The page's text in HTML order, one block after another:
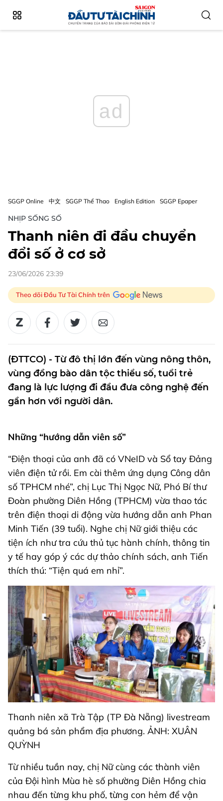
ad
SGGP Online 中文 SGGP Thể Thao English Edition SGGP Epaper
NHỊP SỐNG SỐ
Thanh niên đi đầu chuyển
đổi số ở cơ sở
23/06/2026 23:39
Theo dõi Đầu Tư Tài Chính trên
(ĐTTCO) - Từ đô thị lớn đến vùng nông thôn,
vùng đồng bào dân tộc thiểu số, tuổi trẻ
đang là lực lượng đi đầu đưa công nghệ đến
gần hơn với người dân.
Những “hướng dẫn viên số”
“Điện thoại của anh đã có VNeID và Sổ tay Đảng
viên điện tử rồi. Em cài thêm ứng dụng Công dân
số TPHCM nhé”, chị Lục Thị Ngọc Nữ, Phó Bí thư
Đoàn phường Diên Hồng (TPHCM) vừa thao tác
trên điện thoại di động vừa hướng dẫn anh Phan
Minh Tiến (39 tuổi). Nghe chị Nữ giới thiệu các
tiện ích như tra cứu thủ tục hành chính, thông tin
y tế hay góp ý các dự thảo chính sách, anh Tiến
thích thú: “Tiện quá em nhỉ”.
Thanh niên xã Trà Tập (TP Đà Nẵng) livestream
quảng bá sản phẩm địa phương. ẢNH: XUÂN
QUỲNH
Từ nhiều tuần nay, chị Nữ cùng các thành viên
của Đội hình Mùa hè số phường Diên Hồng chia
nhau đến từng khu phố, từng con hẻm để vận